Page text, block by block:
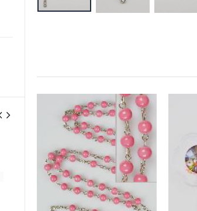
-20%
Agua de Lourdes 1L
€24.90 €19.92